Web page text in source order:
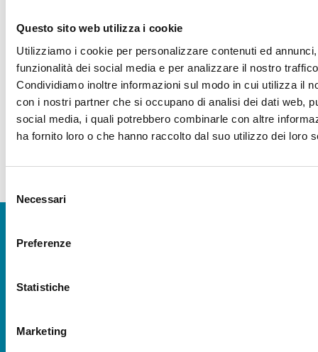
Questo sito web utilizza i cookie
Utilizziamo i cookie per personalizzare contenuti ed
funzionalità dei social media e per analizzare il nostro
Condividiamo inoltre informazioni sul modo in cui utilizza il
con i nostri partner che si occupano di analisi dei dati web,
social media, i quali potrebbero combinarle con altre
ha fornito loro o che hanno raccolto dal suo utilizzo dei loro
delNecessari
Preferenze
Statistiche
Marketing
FINANZIAMENTI